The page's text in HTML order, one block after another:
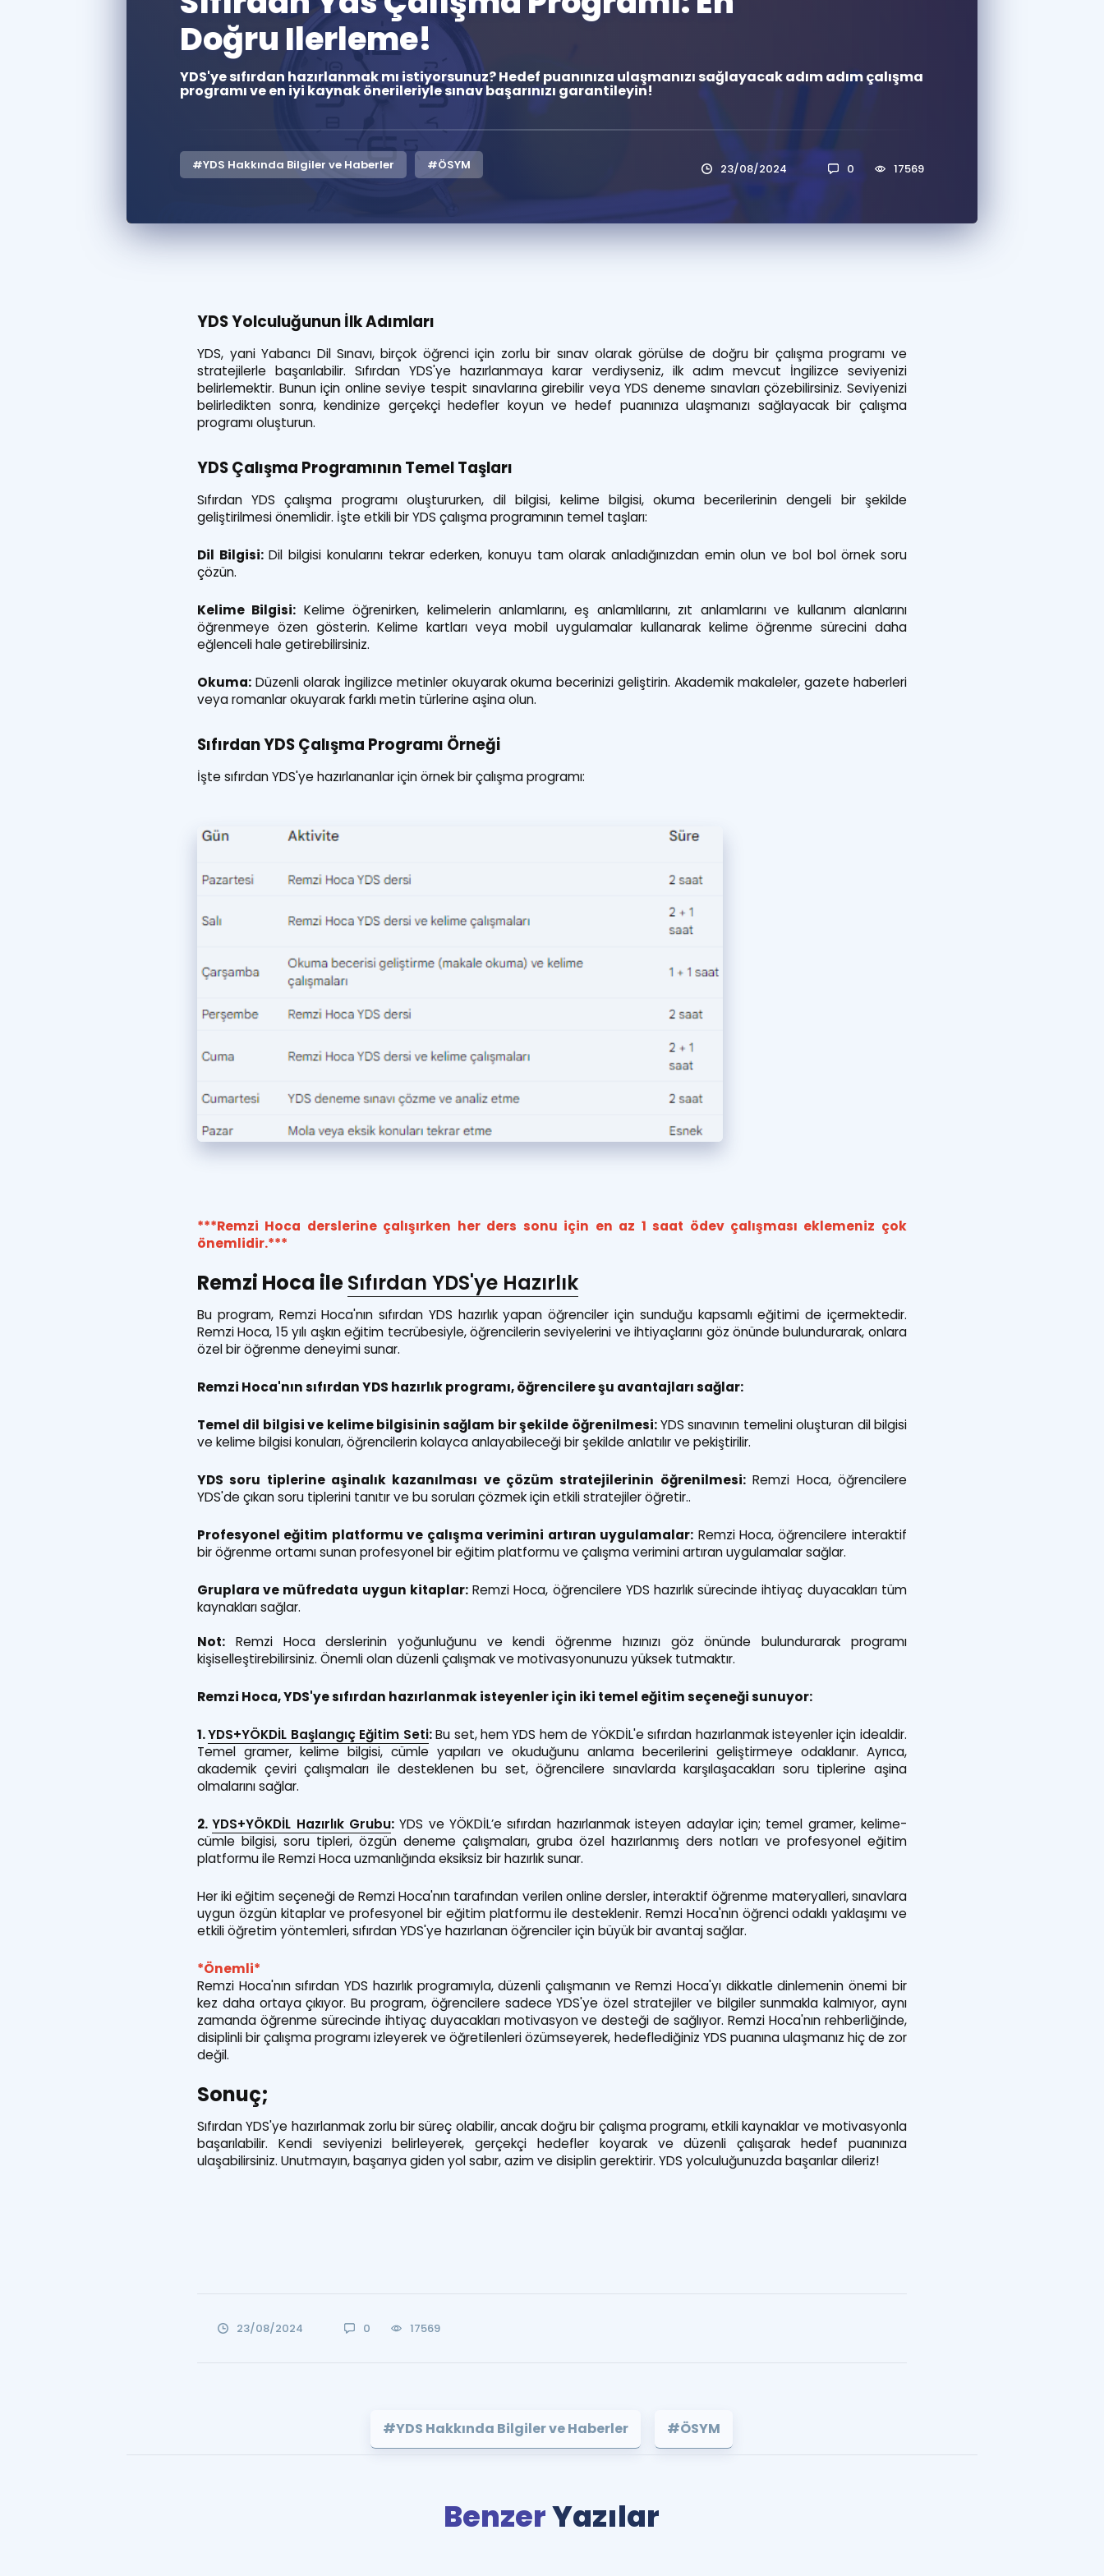
Blog
YDS - YÖKDİL Tüm Sınavlarla İlgili Haberler
İngilizce Gramer
İngilizce Gramer ve Konu Anlatımı
Doğru Ilerleme!
YDS'ye sıfırdan hazırlanmak mı istiyorsunuz? Hedef puanınıza ulaşmanızı sağlayacak adım adım çalışma
programı ve en iyi kaynak önerileriyle sınav başarınızı garantileyin!
#YDS Hakkında Bilgiler ve Haberler #ÖSYM 23/08/2024 0 17569
YDS Yolculuğunun İlk Adımları
YDS, yani Yabancı Dil Sınavı, birçok öğrenci için zorlu bir sınav olarak görülse de doğru bir çalışma programı ve
stratejilerle başarılabilir. Sıfırdan YDS'ye hazırlanmaya karar verdiyseniz, ilk adım mevcut İngilizce seviyenizi
belirlemektir. Bunun için online seviye tespit sınavlarına girebilir veya YDS deneme sınavları çözebilirsiniz. Seviyenizi
belirledikten sonra, kendinize gerçekçi hedefler koyun ve hedef puanınıza ulaşmanızı sağlayacak bir çalışma
programı oluşturun.
YDS Çalışma Programının Temel Taşları
Sıfırdan YDS çalışma programı oluştururken, dil bilgisi, kelime bilgisi, okuma becerilerinin dengeli bir şekilde
geliştirilmesi önemlidir. İşte etkili bir YDS çalışma programının temel taşları:
Dil Bilgisi:Dil bilgisi konularını tekrar ederken, konuyu tam olarak anladığınızdan emin olun ve bol bol örnek soru
çözün.
Kelime Bilgisi: Kelime öğrenirken, kelimelerin anlamlarını, eş anlamlılarını, zıt anlamlarını ve kullanım alanlarını
öğrenmeye özen gösterin. Kelime kartları veya mobil uygulamalar kullanarak kelime öğrenme sürecini daha
eğlenceli hale getirebilirsiniz.
Okuma: Düzenli olarak İngilizce metinler okuyarak okuma becerinizi geliştirin. Akademik makaleler, gazete haberleri
veya romanlar okuyarak farklı metin türlerine aşina olun.
Sıfırdan YDS Çalışma Programı Örneği
İşte sıfırdan YDS'ye hazırlananlar için örnek bir çalışma programı:
***Remzi Hoca derslerine çalışırken her ders sonu için en az 1 saat ödev çalışması eklemeniz çok
önemlidir.***
Remzi Hoca ileSıfırdan YDS'ye Hazırlık
Bu program, Remzi Hoca'nın sıfırdan YDS hazırlık yapan öğrenciler için sunduğu kapsamlı eğitimi de içermektedir.
Remzi Hoca, 15 yılı aşkın eğitim tecrübesiyle, öğrencilerin seviyelerini ve ihtiyaçlarını göz önünde bulundurarak, onlara
özel bir öğrenme deneyimi sunar.
Remzi Hoca'nın sıfırdan YDS hazırlık programı, öğrencilere şu avantajları sağlar:
Temel dil bilgisi ve kelime bilgisinin sağlam bir şekilde öğrenilmesi:YDS sınavının temelini oluşturan dil bilgisi
ve kelime bilgisi konuları, öğrencilerin kolayca anlayabileceği bir şekilde anlatılır ve pekiştirilir.
YDS soru tiplerine aşinalık kazanılması ve çözüm stratejilerinin öğrenilmesi:Remzi Hoca, öğrencilere
YDS'de çıkan soru tiplerini tanıtır ve bu soruları çözmek için etkili stratejiler öğretir..
Profesyonel eğitim platformu ve çalışma verimini artıran uygulamalar: Remzi Hoca, öğrencilere interaktif
bir öğrenme ortamı sunan profesyonel bir eğitim platformu ve çalışma verimini artıran uygulamalar sağlar.
Gruplara ve müfredata uygun kitaplar:Remzi Hoca, öğrencilere YDS hazırlık sürecinde ihtiyaç duyacakları tüm
kaynakları sağlar.
Not: Remzi Hoca derslerinin yoğunluğunu ve kendi öğrenme hızınızı göz önünde bulundurarak programı
kişiselleştirebilirsiniz. Önemli olan düzenli çalışmak ve motivasyonunuzu yüksek tutmaktır.
Remzi Hoca, YDS'ye sıfırdan hazırlanmak isteyenler için iki temel eğitim seçeneği sunuyor:
1.YDS+YÖKDİL Başlangıç Eğitim Seti:Bu set, hem YDS hem de YÖKDİL'e sıfırdan hazırlanmak isteyenler için idealdir.
Temel gramer, kelime bilgisi, cümle yapıları ve okuduğunu anlama becerilerini geliştirmeye odaklanır. Ayrıca,
akademik çeviri çalışmaları ile desteklenen bu set, öğrencilere sınavlarda karşılaşacakları soru tiplerine aşina
olmalarını sağlar.
2.YDS+YÖKDİL Hazırlık Grubu: YDS ve YÖKDİL’e sıfırdan hazırlanmak isteyen adaylar için; temel gramer, kelime-
cümle bilgisi, soru tipleri, özgün deneme çalışmaları, gruba özel hazırlanmış ders notları ve profesyonel eğitim
platformu ile Remzi Hoca uzmanlığında eksiksiz bir hazırlık sunar.
Her iki eğitim seçeneği de Remzi Hoca'nın tarafından verilen online dersler, interaktif öğrenme materyalleri, sınavlara
uygun özgün kitaplar ve profesyonel bir eğitim platformu ile desteklenir. Remzi Hoca'nın öğrenci odaklı yaklaşımı ve
etkili öğretim yöntemleri, sıfırdan YDS'ye hazırlanan öğrenciler için büyük bir avantaj sağlar.
*Önemli*
Remzi Hoca'nın sıfırdan YDS hazırlık programıyla, düzenli çalışmanın ve Remzi Hoca'yı dikkatle dinlemenin önemi bir
kez daha ortaya çıkıyor. Bu program, öğrencilere sadece YDS'ye özel stratejiler ve bilgiler sunmakla kalmıyor, aynı
zamanda öğrenme sürecinde ihtiyaç duyacakları motivasyon ve desteği de sağlıyor. Remzi Hoca'nın rehberliğinde,
disiplinli bir çalışma programı izleyerek ve öğretilenleri özümseyerek, hedeflediğiniz YDS puanına ulaşmanız hiç de zor
değil.
Sonuç;
Sıfırdan YDS'ye hazırlanmak zorlu bir süreç olabilir, ancak doğru bir çalışma programı, etkili kaynaklar ve motivasyonla
başarılabilir. Kendi seviyenizi belirleyerek, gerçekçi hedefler koyarak ve düzenli çalışarak hedef puanınıza
ulaşabilirsiniz. Unutmayın, başarıya giden yol sabır, azim ve disiplin gerektirir. YDS yolculuğunuzda başarılar dileriz!
23/08/2024 0 17569
#YDS Hakkında Bilgiler ve Haberler #ÖSYM
BenzerYazılar